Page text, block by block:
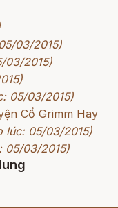
03/2015)
03/2015)
05/03/2015)
Cổ Grimm Hay
lúc: 05/03/2015)
05/03/2015)